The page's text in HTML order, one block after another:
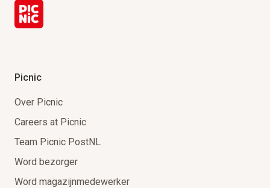
Picnic
Over Picnic
Careers at Picnic
Team Picnic PostNL
Word bezorger
Word magazijnmedewerker